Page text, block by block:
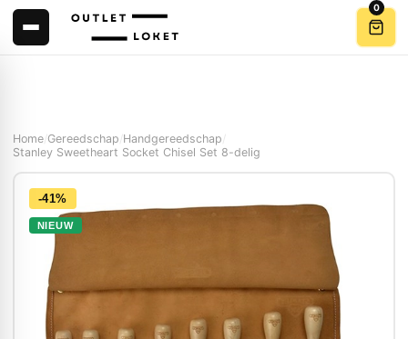
0
Home Gereedschap Handgereedschap
Stanley Sweetheart Socket Chisel Set 8-delig
-41%
NIEUW